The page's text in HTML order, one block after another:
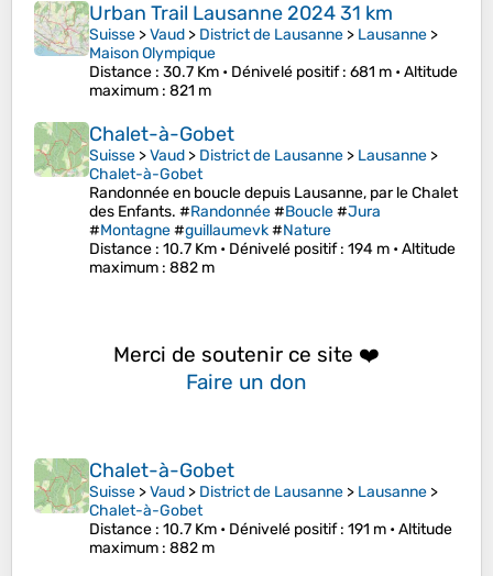
Urban Trail Lausanne 2024 31 km
Suisse >Vaud > District de Lausanne > Lausanne >
Maison Olympique
Distance : 30.7 Km • Dénivelé positif: 681 m •Altitude
maximum : 821 m
Chalet-à-Gobet
Suisse >Vaud > District de Lausanne > Lausanne >
Chalet-à-Gobet
Randonnée en boucle depuis Lausanne, par le Chalet
des Enfants. #Randonnée#Boucle#Jura
#Montagne#guillaumevk#Nature
Distance : 10.7 Km • Dénivelé positif: 194 m •Altitude
maximum : 882 m
Merci de soutenir ce site ❤️
Faire un don
Chalet-à-Gobet
Suisse >Vaud > District de Lausanne > Lausanne >
Chalet-à-Gobet
Distance : 10.7 Km • Dénivelé positif: 191 m •Altitude
maximum : 882 m